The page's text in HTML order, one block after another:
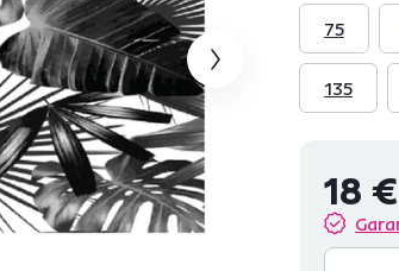
75
135
18 €